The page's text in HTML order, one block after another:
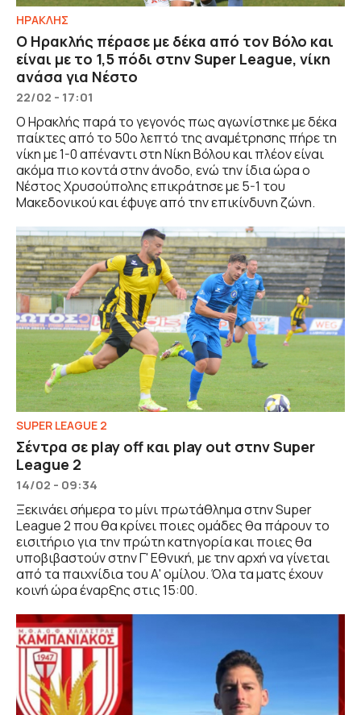
ΗΡΑΚΛΗΣ
Ο Ηρακλής πέρασε με δέκα από τον Βόλο και
είναι με το 1,5 πόδι στην Super League, νίκη
ανάσα για Νέστο
22/02 - 17:01
Ο Ηρακλής παρά το γεγονός πως αγωνίστηκε με δέκα
παίκτες από το 50ο λεπτό της αναμέτρησης πήρε τη
νίκη με 1-0 απέναντι στη Νίκη Βόλου και πλέον είναι
ακόμα πιο κοντά στην άνοδο, ενώ την ίδια ώρα ο
Νέστος Χρυσούπολης επικράτησε με 5-1 του
Μακεδονικού και έφυγε από την επικίνδυνη ζώνη.
SUPER LEAGUE 2
Σέντρα σε play off και play out στην Super
League 2
14/02 - 09:34
Ξεκινάει σήμερα το μίνι πρωτάθλημα στην Super
League 2 που θα κρίνει ποιες ομάδες θα πάρουν το
εισιτήριο για την πρώτη κατηγορία και ποιες θα
υποβιβαστούν στην Γ' Εθνική, με την αρχή να γίνεται
από τα παιχνίδια του Α' ομίλου. Όλα τα ματς έχουν
κοινή ώρα έναρξης στις 15:00.